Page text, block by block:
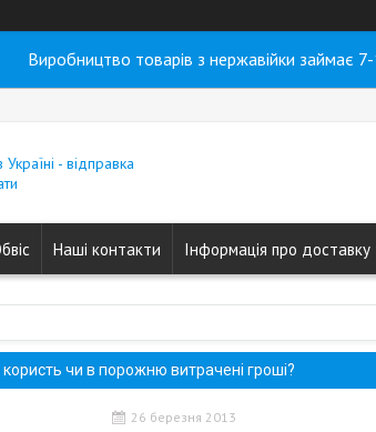
Виробництво товарів з нержавійки займає
- відправка
Наші контакти Інформація про доставку
- користь чи в порожню витрачені гроші?
26 березня 2013